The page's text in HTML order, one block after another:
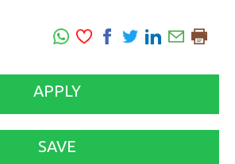
APPLY
SAVE